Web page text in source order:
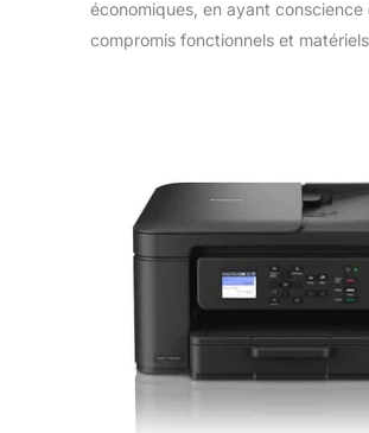
économiques, en ayant conscience
compromis fonctionnels et